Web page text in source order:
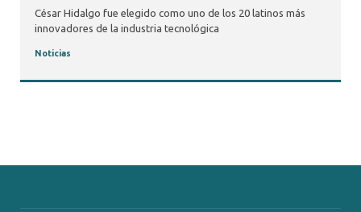
César Hidalgo fue elegido como uno de los 20 latinos más
innovadores de la industria tecnológica
Noticias